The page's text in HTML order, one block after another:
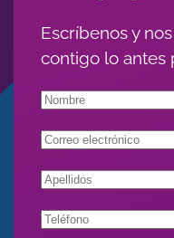
Escríbenos y
contigo lo antes